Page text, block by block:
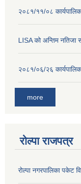
२०८१/११/०८
LISA को अन्तिम नतिजा
२०८१/०६/२६
more
रोल्पा राजपत्र
रोल्पा नगरपालिका पकेट